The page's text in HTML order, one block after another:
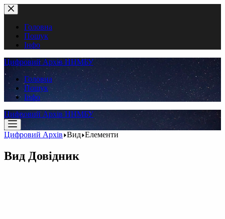
Перейти
до
вмістуГоловна
Пошук
Інфо
Цифровий Архів ННМБУ
Головна
Пошук
Інфо
Цифровий Архів ННМБУ
Цифровий Архів Вид Елементи
Вид Довідник